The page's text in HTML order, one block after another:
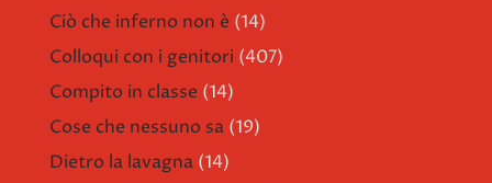
Ciò che inferno non è (14)
Colloqui con i genitori (407)
Compito in classe (14)
Cose che nessuno sa (19)
Dietro la lavagna (14)